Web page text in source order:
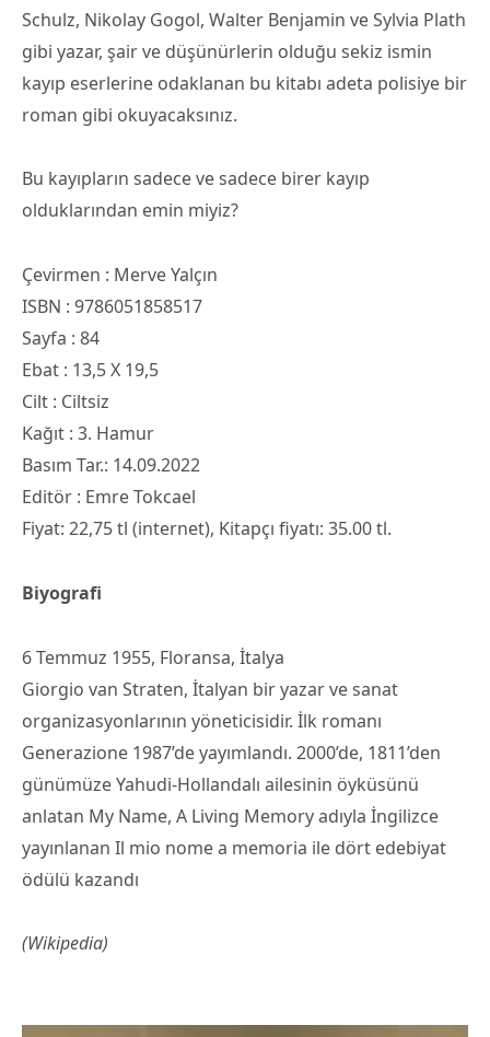
Schulz, Nikolay Gogol, Walter Benjamin ve Sylvia Plath
gibi yazar, şair ve düşünürlerin olduğu sekiz ismin
kayıp eserlerine odaklanan bu kitabı adeta polisiye bir
roman gibi okuyacaksınız.
Bu kayıpların sadece ve sadece birer kayıp
olduklarından emin miyiz?
Çevirmen : Merve Yalçın
ISBN : 9786051858517
Sayfa : 84
Ebat : 13,5 X 19,5
Cilt : Ciltsiz
Kağıt : 3. Hamur
Basım Tar.: 14.09.2022
Editör : Emre Tokcael
Fiyat: 22,75 tl (internet), Kitapçı fiyatı: 35.00 tl.
Biyografi
6 Temmuz 1955, Floransa, İtalya
Giorgio van Straten, İtalyan bir yazar ve sanat
organizasyonlarının yöneticisidir. İlk romanı
Generazione 1987’de yayımlandı. 2000’de, 1811’den
günümüze Yahudi-Hollandalı ailesinin öyküsünü
anlatan My Name, A Living Memory adıyla İngilizce
yayınlanan Il mio nome a memoria ile dört edebiyat
ödülü kazandı
(Wikipedia)